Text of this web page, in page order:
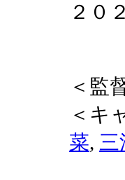
２０
＜監
＜キ
菜, 三